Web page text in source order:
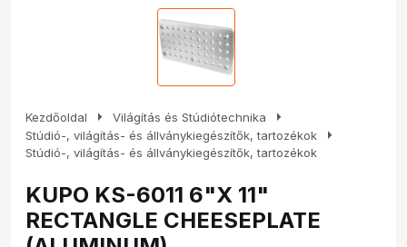
Kezdőoldal arrow_right Világítás és Stúdiótechnika arrow_right
Stúdió-, világítás- és állványkiegészítők, tartozékok arrow_right
Stúdió-, világítás- és állványkiegészítők, tartozékok
KUPO KS-6011 6"X 11"
RECTANGLE CHEESEPLATE